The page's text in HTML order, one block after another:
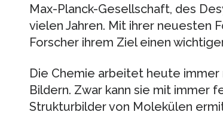
Max-Planck-Gesellschaft, des
vielen Jahren. Mit ihrer neuesten
Forscher ihrem Ziel einen
Die Chemie arbeitet heute
Bildern. Zwar kann sie mit immer
Strukturbilder von Molekülen